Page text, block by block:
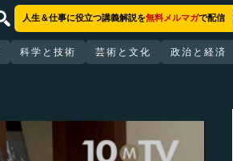
人生＆仕事に役立つ講義解説を無料メルマガで配信
科学と技術 芸術と文化 政治と経済